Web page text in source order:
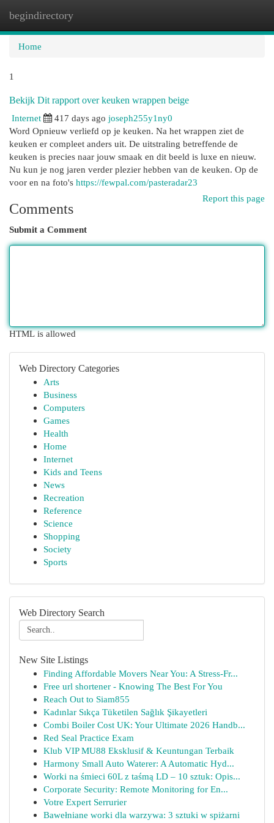
begindirectory
Home
1
Bekijk Dit rapport over keuken wrappen beige
Internet
417 days ago joseph255y1ny0
Word Opnieuw verliefd op je keuken. Na het wrappen ziet de
keuken er compleet anders uit. De uitstraling betreffende de
keuken is precies naar jouw smaak en dit beeld is luxe en nieuw.
Nu kun je nog jaren verder plezier hebben van de keuken. Op de
voor en na foto's https://fewpal.com/pasteradar23
Report this page
Comments
Submit a Comment
HTML is allowed
Web Directory Categories
Arts
Business
Computers
Games
Health
Home
Internet
Kids and Teens
News
Recreation
Reference
Science
Shopping
Society
Sports
Web Directory Search
New Site Listings
Finding Affordable Movers Near You: A Stress-Fr...
Free url shortener - Knowing The Best For You
Reach Out to Siam855
Kadınlar Sıkça Tüketilen Sağlık Şikayetleri
Combi Boiler Cost UK: Your Ultimate 2026 Handb...
Red Seal Practice Exam
Klub VIP MU88 Eksklusif & Keuntungan Terbaik
Harmony Small Auto Waterer: A Automatic Hyd...
Worki na śmieci 60L z taśmą LD – 10 sztuk: Opis...
Corporate Security: Remote Monitoring for En...
Votre Expert Serrurier
Bawełniane worki dla warzywa: 3 sztuki w spiżarni